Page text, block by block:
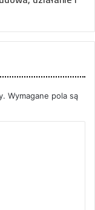
Wymagane pola są